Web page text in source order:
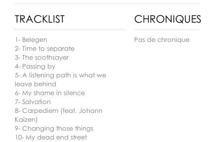
TRACKLIST
1- Belegen
2- Time to separate
3- The soothsayer
4- Passing by
5- A listening path is what we
leave behind
6- My shame in silence
7- Salvation
8- Carpediem (feat. Johann
Kaizen)
9- Changing those things
10- My dead end street
CHRONIQUES
Pas de chronique